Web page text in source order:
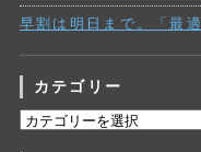
早割は明日まで。「最
カテゴリー
カ